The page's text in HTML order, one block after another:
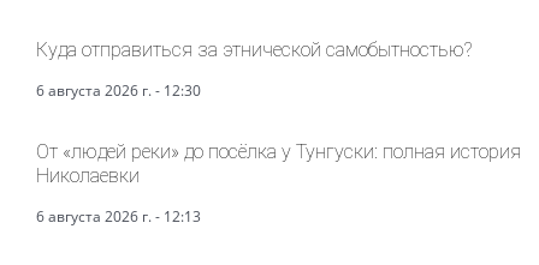
Куда отправиться за этнической самобытностью?
6 августа 2026 г. - 12:30
От «людей реки» до посёлка у Тунгуски: полная история
Николаевки
6 августа 2026 г. - 12:13